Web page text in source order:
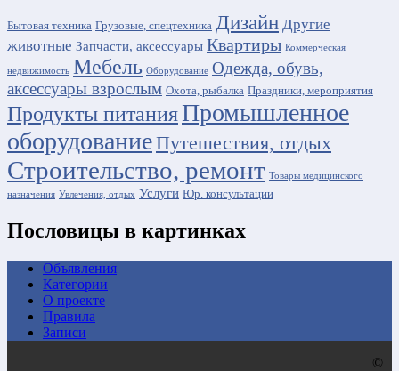
Бытовая техника Грузовые, спецтехника Дизайн Другие
животные Запчасти, аксессуары Квартиры Коммерческая
недвижимость Мебель Оборудование Одежда, обувь,
аксессуары взрослым Охота, рыбалка Праздники, мероприятия
Продукты питанияПромышленное
оборудованиеПутешествия, отдых
Строительство, ремонт Товары медицинского
назначения Увлечения, отдых Услуги Юр. консультации
Пословицы в картинках
Объявления
Категории
О проекте
Правила
Записи
©